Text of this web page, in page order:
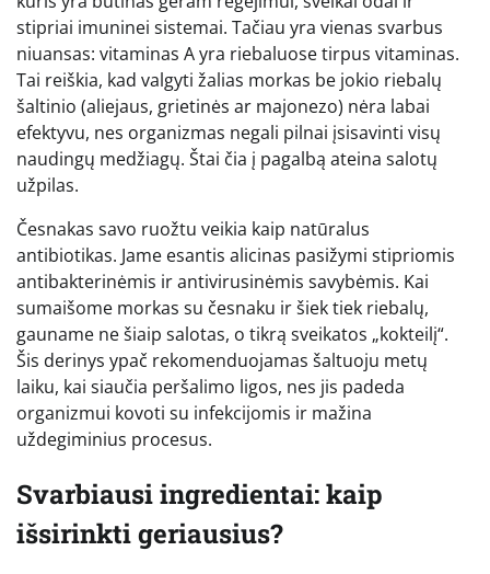
stipriai imuninei sistemai. Tačiau yra vienas svarbus
niuansas: vitaminas A yra riebaluose tirpus vitaminas.
Tai reiškia, kad valgyti žalias morkas be jokio riebalų
šaltinio (aliejaus, grietinės ar majonezo) nėra labai
efektyvu, nes organizmas negali pilnai įsisavinti visų
naudingų medžiagų. Štai čia į pagalbą ateina salotų
užpilas.
Česnakas savo ruožtu veikia kaip natūralus
antibiotikas. Jame esantis alicinas pasižymi stipriomis
antibakterinėmis ir antivirusinėmis savybėmis. Kai
sumaišome morkas su česnaku ir šiek tiek riebalų,
gauname ne šiaip salotas, o tikrą sveikatos „kokteilį“.
Šis derinys ypač rekomenduojamas šaltuoju metų
laiku, kai siaučia peršalimo ligos, nes jis padeda
organizmui kovoti su infekcijomis ir mažina
uždegiminius procesus.
Svarbiausi ingredientai: kaip
išsirinkti geriausius?